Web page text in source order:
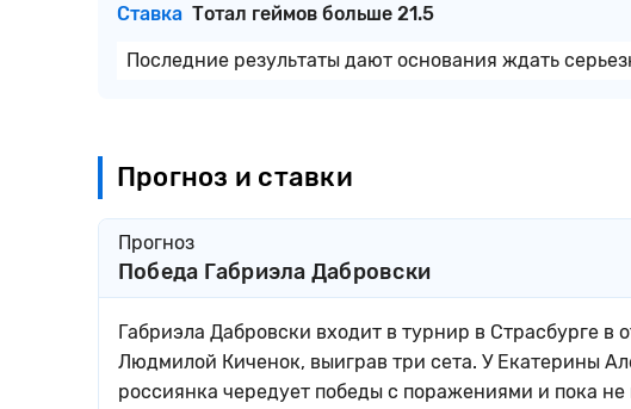
Ставка Тотал геймов больше 21.5
Последние результаты дают основания ждать
Прогноз и ставки
Прогноз
Победа Габриэла Дабровски
Габриэла Дабровски входит в турнир в Страсбурге
Людмилой Киченок, выиграв три сета. У Екатерины
россиянка чередует победы с поражениями и пока